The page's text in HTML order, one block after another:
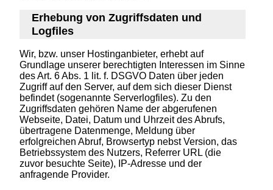
Erhebung von Zugriffsdaten und
Logfiles
Wir, bzw. unser Hostinganbieter, erhebt auf
Grundlage unserer berechtigten Interessen im Sinne
des Art. 6 Abs. 1 lit. f. DSGVO Daten über jeden
Zugriff auf den Server, auf dem sich dieser Dienst
befindet (sogenannte Serverlogfiles). Zu den
Zugriffsdaten gehören Name der abgerufenen
Webseite, Datei, Datum und Uhrzeit des Abrufs,
übertragene Datenmenge, Meldung über
erfolgreichen Abruf, Browsertyp nebst Version, das
Betriebssystem des Nutzers, Referrer URL (die
zuvor besuchte Seite), IP-Adresse und der
anfragende Provider.